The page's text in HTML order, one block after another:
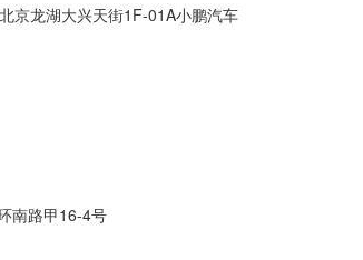
京龙湖大兴天街1F-01A小鹏汽车
南路甲16-4号